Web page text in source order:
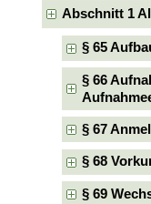
Abschnitt 1
§ 65
§ 66
§ 67
§ 68
§ 69